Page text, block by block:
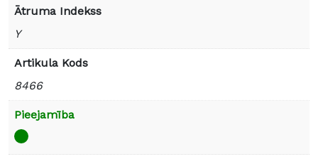
Ātruma Indekss
Y
Artikula Kods
8466
Pieejamība